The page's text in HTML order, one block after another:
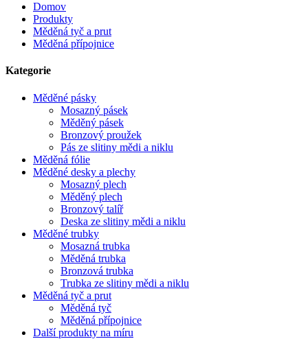
Domov
Produkty
Měděná tyč a prut
Měděná přípojnice
Kategorie
Měděné pásky
Mosazný pásek
Měděný pásek
Bronzový proužek
Pás ze slitiny mědi a niklu
Měděná fólie
Měděné desky a plechy
Mosazný plech
Měděný plech
Bronzový talíř
Deska ze slitiny mědi a niklu
Měděné trubky
Mosazná trubka
Měděná trubka
Bronzová trubka
Trubka ze slitiny mědi a niklu
Měděná tyč a prut
Měděná tyč
Měděná přípojnice
Další produkty na míru